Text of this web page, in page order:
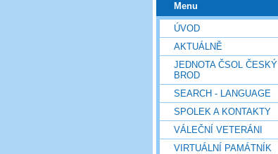
Menu
ÚVOD
AKTUÁLNĚ
JEDNOTA ČSOL ČESKÝ
BROD
SEARCH - LANGUAGE
SPOLEK A KONTAKTY
VÁLEČNÍ VETERÁNI
VIRTUÁLNÍ PAMÁTNÍK